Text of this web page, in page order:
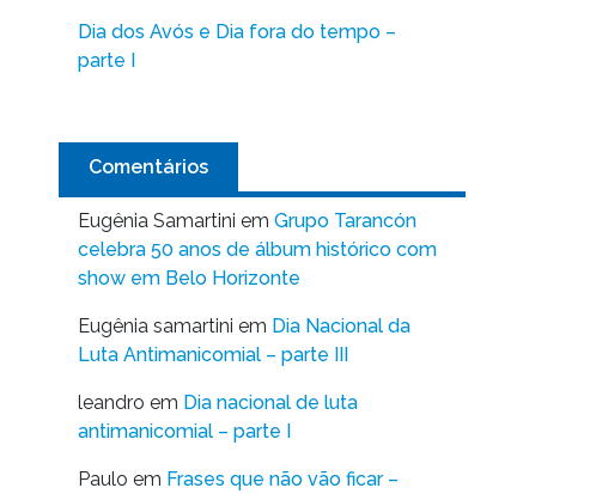
Dia dos Avós e Dia fora do tempo –
parte I
Comentários
Eugênia Samartini em Grupo Tarancón
celebra 50 anos de álbum histórico com
show em Belo Horizonte
Eugênia samartini em Dia Nacional da
Luta Antimanicomial – parte III
leandro em Dia nacional de luta
antimanicomial – parte I
Paulo em Frases que não vão ficar –